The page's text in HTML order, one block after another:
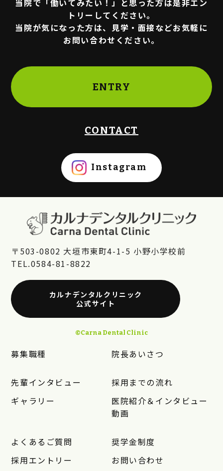
当院で「働いてみたい！」と思った方は是非エン
トリーしてください。
当院が気になった方は、見学・面接などお気軽に
お問い合わせください。
ENTRY
CONTACT
Instagram
〒503-0802 大垣市東町4-1-5 小野小学校前
TEL.0584-81-8822
カルナデンタルクリニック
公式サイト
©︎Carna Dental Clinic
募集職種 院長あいさつ
先輩インタビュー
採用までの流れ
ギャラリー
医院紹介＆インタビュー
動画
よくあるご質問
奨学金制度
採用エントリー
お問い合わせ